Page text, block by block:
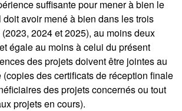
suffisante pour mener à bien le
doit avoir mené à bien dans les trois
2024 et 2025), au moins deux
égale au moins à celui du présent
des projets doivent être jointes au
des certificats de réception finale
des projets concernés ou tout
projets en cours).